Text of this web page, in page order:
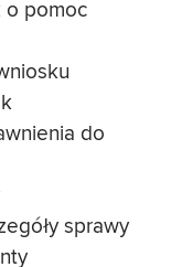
o pomoc
do
sprawy